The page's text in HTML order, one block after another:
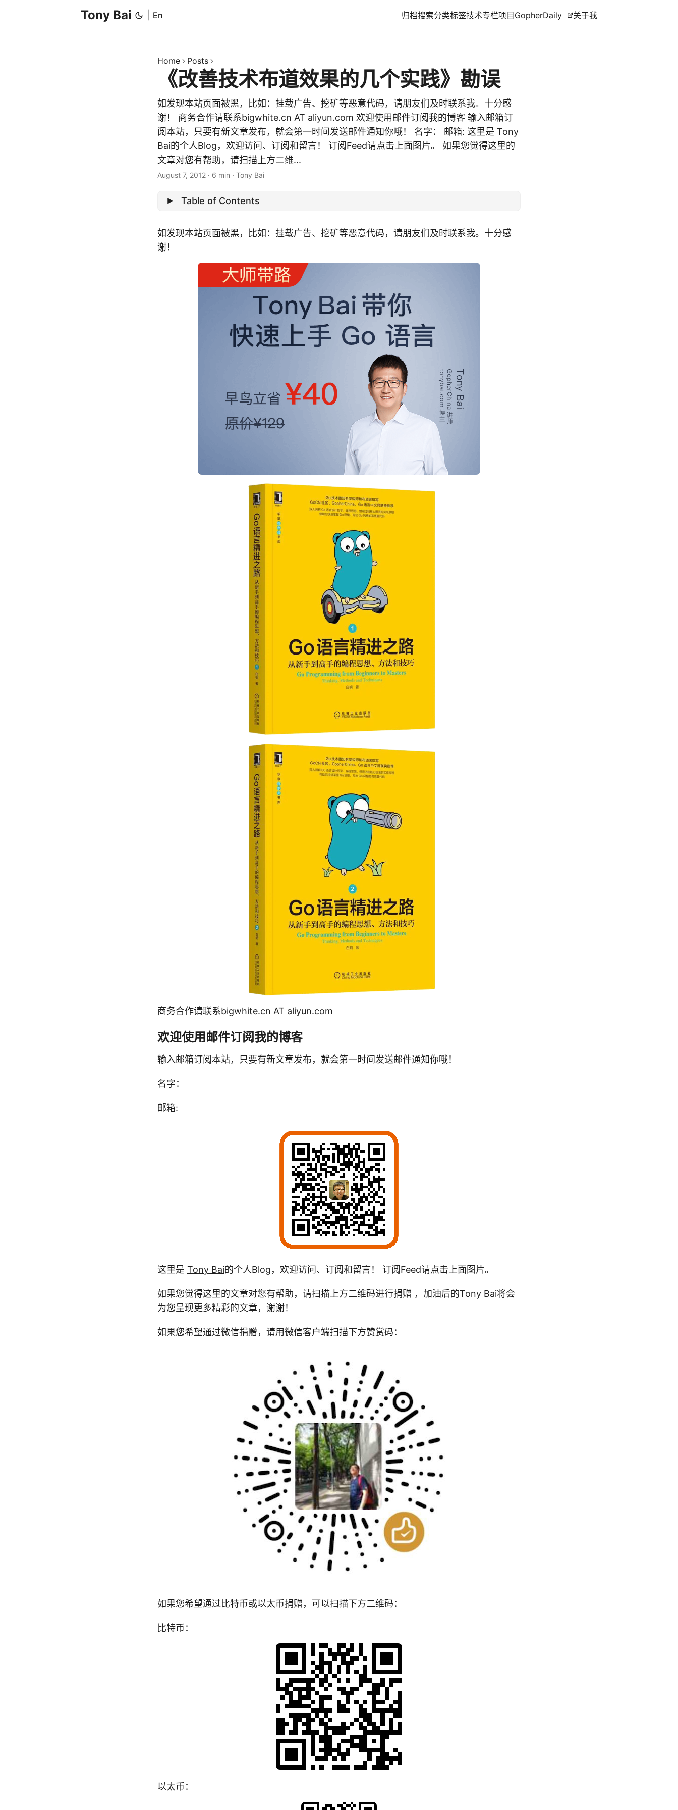
Tony Bai En 归档搜索分类标签技术专栏项目 GopherDaily 关于我
Home Posts
《改善技术布道效果的几个实践》勘误
如发现本站页面被黑，比如：挂载广告、挖矿等恶意代码，请朋友们及时联系我。十分感
谢！ 商务合作请联系bigwhite.cn AT aliyun.com 欢迎使用邮件订阅我的博客 输入邮箱订
阅本站，只要有新文章发布，就会第一时间发送邮件通知你哦！ 名字： 邮箱: 这里是 Tony
Bai的个人Blog，欢迎访问、订阅和留言！ 订阅Feed请点击上面图片。 如果您觉得这里的
文章对您有帮助，请扫描上方二维...
August 7, 2012 · 6 min · Tony Bai
Table of Contents
如发现本站页面被黑，比如：挂载广告、挖矿等恶意代码，请朋友们及时联系我。十分感
谢！
商务合作请联系bigwhite.cn AT aliyun.com
欢迎使用邮件订阅我的博客
输入邮箱订阅本站，只要有新文章发布，就会第一时间发送邮件通知你哦！
名字：
邮箱:
这里是 Tony Bai的个人Blog，欢迎访问、订阅和留言！ 订阅Feed请点击上面图片。
如果您觉得这里的文章对您有帮助，请扫描上方二维码进行捐赠 ，加油后的Tony Bai将会
为您呈现更多精彩的文章，谢谢！
如果您希望通过微信捐赠，请用微信客户端扫描下方赞赏码：
如果您希望通过比特币或以太币捐赠，可以扫描下方二维码：
比特币：
以太币：